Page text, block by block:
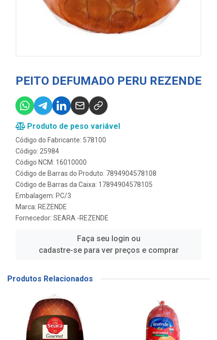
PEITO DEFUMADO PERU REZENDE
Produto de peso variável
Código do Fabricante: 578100
Código: 25984
Código NCM: 16010000
Código de Barras do Produto: 7894904578108
Código de Barras da Caixa: 17894904578105
Embalagem: PC/3
Marca: REZENDE
Fornecedor: SEARA -REZENDE
Faça seu login ou
cadastre-se para ver preços e comprar
Produtos Relacionados